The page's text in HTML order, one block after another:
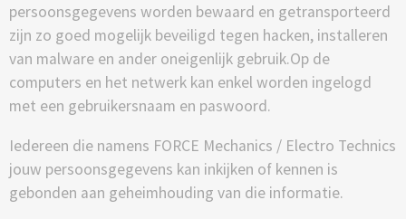
persoonsgegevens worden bewaard en getransporteerd
zijn zo goed mogelijk beveiligd tegen hacken, installeren
van malware en ander oneigenlijk gebruik.Op de
computers en het netwerk kan enkel worden ingelogd
met een gebruikersnaam en paswoord.
Iedereen die namens FORCE Mechanics / Electro Technics
jouw persoonsgegevens kan inkijken of kennen is
gebonden aan geheimhouding van die informatie.